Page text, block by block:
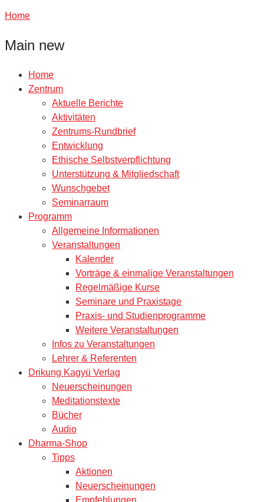
Home
Main new
Home
Zentrum
Aktuelle Berichte
Aktivitäten
Zentrums-Rundbrief
Entwicklung
Ethische Selbstverpflichtung
Unterstützung & Mitgliedschaft
Wunschgebet
Seminarraum
Programm
Allgemeine Informationen
Veranstaltungen
Kalender
Vorträge & einmalige Veranstaltungen
Regelmäßige Kurse
Seminare und Praxistage
Praxis- und Studienprogramme
Weitere Veranstaltungen
Infos zu Veranstaltungen
Lehrer & Referenten
Drikung Kagyü Verlag
Neuerscheinungen
Meditationstexte
Bücher
Audio
Dharma-Shop
Tipps
Aktionen
Neuerscheinungen
Empfehlungen